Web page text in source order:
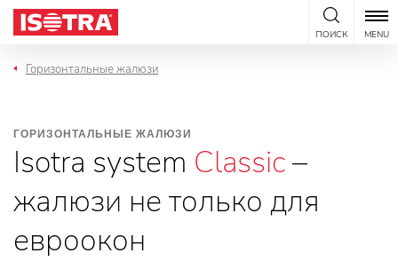
Перейти к содержанию
ПОИСК MENU
Горизонтальные жалюзи
ГОРИЗОНТАЛЬНЫЕ ЖАЛЮЗИ
Isotra system Classic–
жалюзи не только для
евроокон